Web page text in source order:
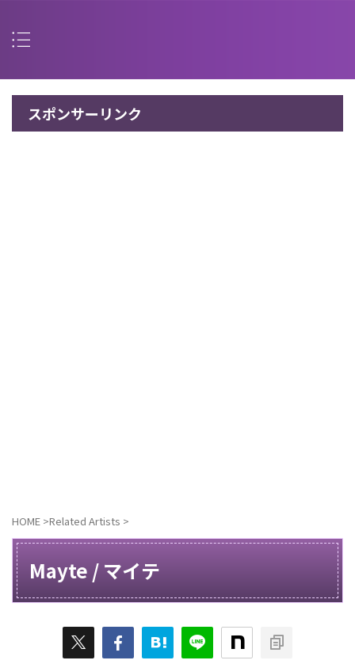
スポンサーリンク
HOME >Related Artists >
Mayte / マイテ